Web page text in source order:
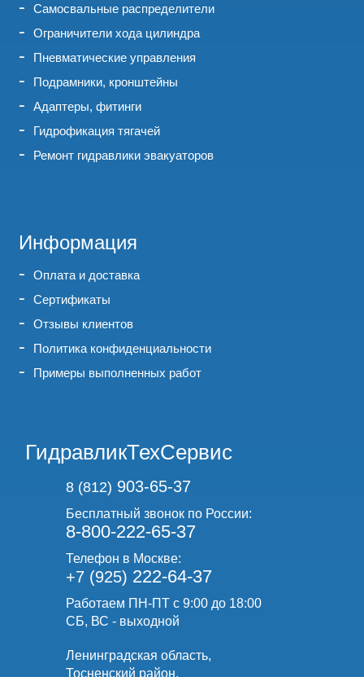
Самосвальные распределители
Ограничители хода цилиндра
Пневматические управления
Подрамники, кронштейны
Адаптеры, фитинги
Гидрофикация тягачей
Ремонт гидравлики эвакуаторов
Информация
Оплата и доставка
Сертификаты
Отзывы клиентов
Политика конфиденциальности
Примеры выполненных работ
ГидравликТехСервис
8 (812) 903-65-37
Бесплатный звонок по России:
8-800-222-65-37
Телефон в Москве:
+7 (925) 222-64-37
Работаем ПН-ПТ с 9:00 до 18:00
СБ, ВС - выходной
Ленинградская область,
Тосненский район,